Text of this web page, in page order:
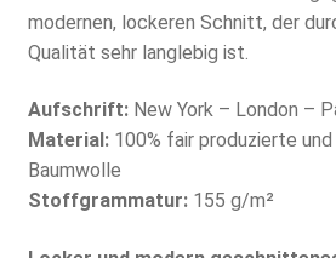
modernen, lockeren Schnitt, der
Qualität sehr langlebig ist.
Aufschrift:New York – London –
Material:100% fair produzierte
Baumwolle
Stoffgrammatur:155 g/m²